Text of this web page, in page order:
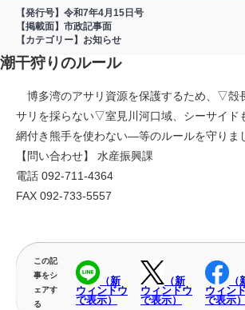
【発行号】令和7年4月15日号
【掲載面】市政記事面
【カテゴリー】お知らせ
潮干狩りのルール
博多湾のアサリ資源を保護するため、▽殻
サリを採らない▽室見川河口域、シーサイド
網付き熊手を使わない―等のルールを守り
【問い合わせ】 水産振興課
電話 092-711-4364
FAX 092-733-5557
この記
事をシ
ェアす
る
（新
ウィンドウ
で表示）
（新
ウィンドウ
で表示）
（
ウィン
で表示）